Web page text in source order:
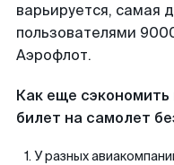
варьируется, самая
пользователями
Аэрофлот.
Как еще сэкономить
билет на самолет
У разных